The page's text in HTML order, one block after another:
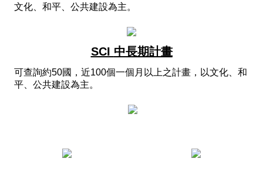
文化、和平、公共建設為主。
SCI 中長期計畫
可查詢約50國，近100個一個月以上之計畫，以文化、和
平、公共建設為主。